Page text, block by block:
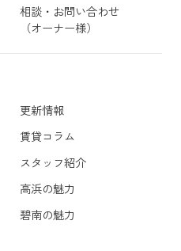
相談・お問い合わせ
（オーナー様）
更新情報
賃貸コラム
スタッフ紹介
高浜の魅力
碧南の魅力